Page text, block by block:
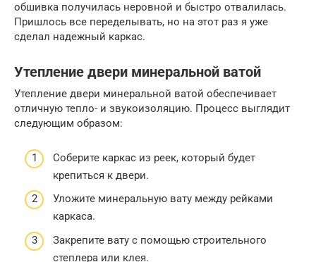
обшивка получилась неровной и быстро отвалилась.
Пришлось все переделывать, но на этот раз я уже
сделал надежный каркас.
Утепление двери минеральной ватой
Утепление двери минеральной ватой обеспечивает
отличную тепло- и звукоизоляцию. Процесс выглядит
следующим образом:
Соберите каркас из реек, который будет
крепиться к двери.
Уложите минеральную вату между рейками
каркаса.
Закрепите вату с помощью строительного
степлера или клея.